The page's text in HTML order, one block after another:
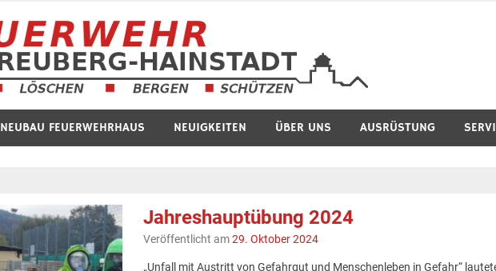
NEUBAU FEUERWEHRHAUS NEUIGKEITEN ÜBER UNS AUSRÜSTUNG
Jahreshauptübung 2024
Veröffentlicht am29. Oktober 2024
„Unfall mit Austritt von Gefahrgut und Menschenleben in Gefahr“